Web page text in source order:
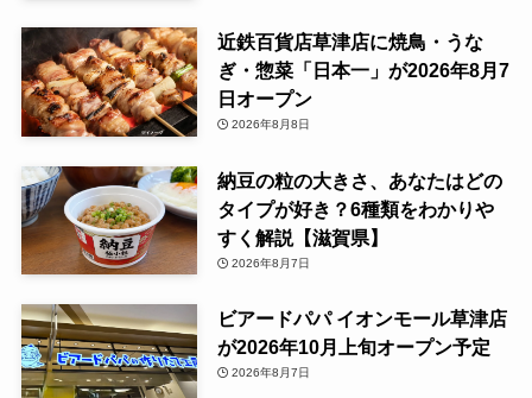
近鉄百貨店草津店に焼鳥・うな
ぎ・惣菜「日本一」が2026年8月7
日オープン
2026年8月8日
納豆の粒の大きさ、あなたはどの
タイプが好き？6種類をわかりや
すく解説【滋賀県】
2026年8月7日
ビアードパパ イオンモール草津店
が2026年10月上旬オープン予定
2026年8月7日